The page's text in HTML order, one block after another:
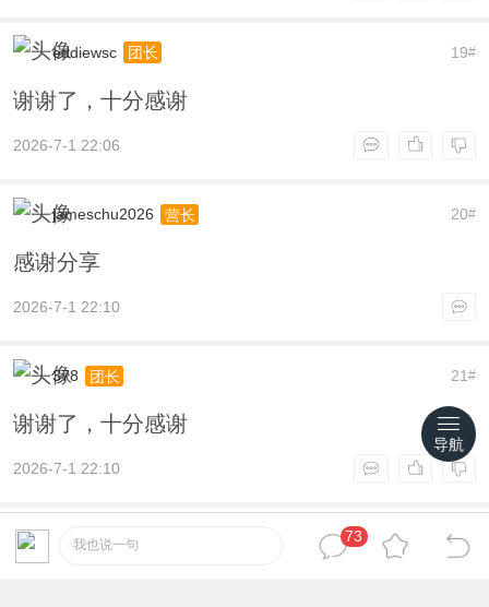
19#
eddiewsc 团长
谢谢了，十分感谢
2026-7-1 22:06
20#
jameschu2026 营长
感谢分享
2026-7-1 22:10
21#
378 团长
谢谢了，十分感谢
2026-7-1 22:10
22
manrock 营长
我也说一句
73
导航